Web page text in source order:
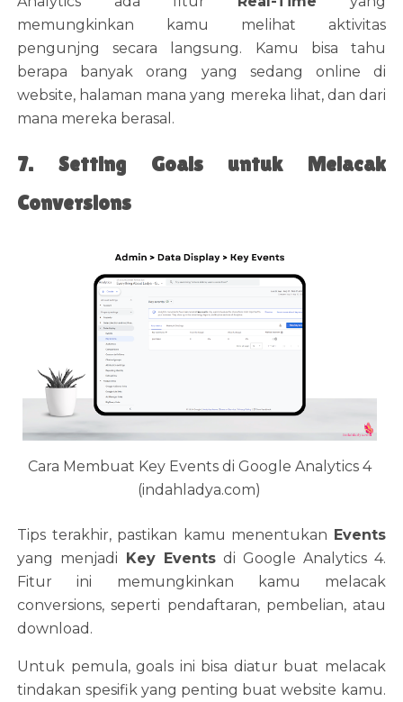
memungkinkan kamu melihat aktivitas
pengunjng secara langsung. Kamu bisa tahu
berapa banyak orang yang sedang online di
website, halaman mana yang mereka lihat, dan dari
mana mereka berasal.
7. Setting Goals untuk Melacak
Conversions
Cara Membuat Key Events di Google Analytics 4
(indahladya.com)
Tips terakhir, pastikan kamu menentukan Events
yang menjadi Key Eventsdi Google Analytics 4.
Fitur ini memungkinkan kamu melacak
conversions, seperti pendaftaran, pembelian, atau
download.
Untuk pemula, goals ini bisa diatur buat melacak
tindakan spesifik yang penting buat website kamu.